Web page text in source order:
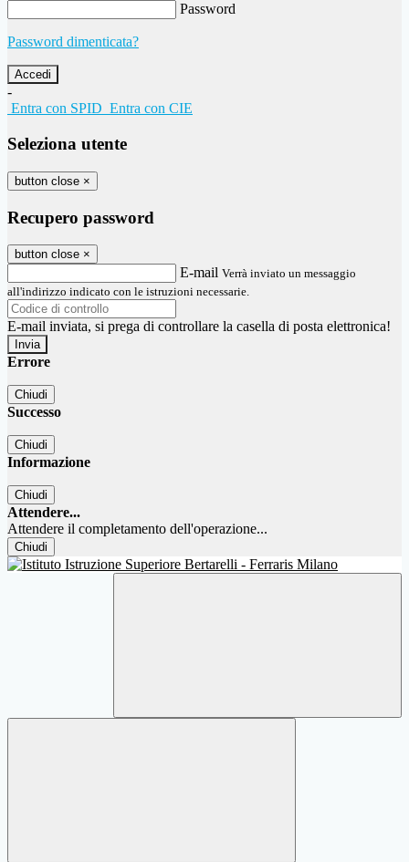
Password
Password dimenticata?
-
Entra con SPID Entra con CIE
Seleziona utente
button close ×
Recupero password
button close ×
E-mail Verrà inviato un messaggio
all'indirizzo indicato con le istruzioni necessarie.
E-mail inviata, si prega di controllare la casella di posta elettronica!
Errore
Chiudi
Successo
Chiudi
Informazione
Chiudi
Attendere...
Attendere il completamento dell'operazione...
Chiudi